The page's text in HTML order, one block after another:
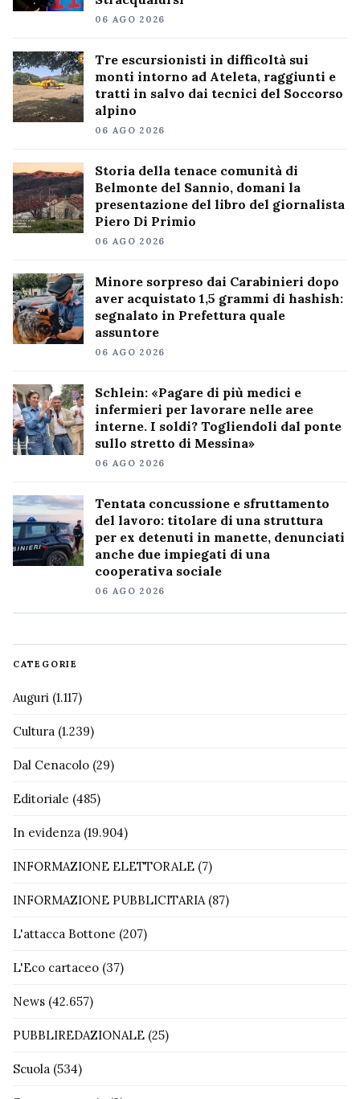
06 AGO 2026
Tre escursionisti in difficoltà sui
monti intorno ad Ateleta, raggiunti e
tratti in salvo dai tecnici del Soccorso
alpino
06 AGO 2026
Storia della tenace comunità di
Belmonte del Sannio, domani la
presentazione del libro del giornalista
Piero Di Primio
06 AGO 2026
Minore sorpreso dai Carabinieri dopo
aver acquistato 1,5 grammi di hashish:
segnalato in Prefettura quale
assuntore
06 AGO 2026
Schlein: «Pagare di più medici e
infermieri per lavorare nelle aree
interne. I soldi? Togliendoli dal ponte
sullo stretto di Messina»
06 AGO 2026
Tentata concussione e sfruttamento
del lavoro: titolare di una struttura
per ex detenuti in manette, denunciati
anche due impiegati di una
cooperativa sociale
06 AGO 2026
CATEGORIE
Auguri (1.117)
Cultura (1.239)
Dal Cenacolo (29)
Editoriale (485)
In evidenza (19.904)
INFORMAZIONE ELETTORALE (7)
INFORMAZIONE PUBBLICITARIA(87)
L'attacca Bottone (207)
L'Eco cartaceo (37)
News (42.657)
PUBBLIREDAZIONALE (25)
Scuola (534)